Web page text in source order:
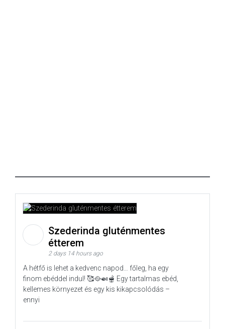
Szederinda gluténmentes
étterem
2 days 14 hours ago
A hétfő is lehet a kedvenc napod… főleg, ha egy
finom ebéddel indul! 🥰🥘🍛🫕 Egy tartalmas ebéd,
kellemes környezet és egy kis kikapcsolódás –
ennyi